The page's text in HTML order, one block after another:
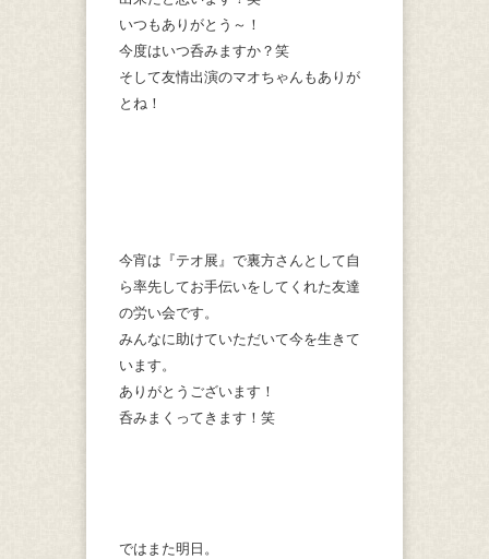
いつもありがとう～！
今度はいつ呑みますか？笑
そして友情出演のマオちゃんもありが
とね！
今宵は『テオ展』で裏方さんとして自
ら率先してお手伝いをしてくれた友達
の労い会です。
みんなに助けていただいて今を生きて
います。
ありがとうございます！
呑みまくってきます！笑
ではまた明日。